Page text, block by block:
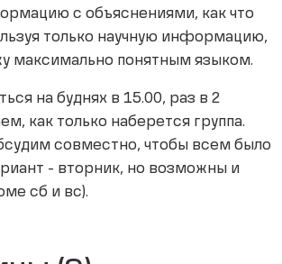
с объяснениями, как что
только научную информацию,
максимально понятным языком.
на буднях в 15.00, раз в 2
как только наберется группа.
совместно, чтобы всем было
- вторник, но возможны и
сб и вс).